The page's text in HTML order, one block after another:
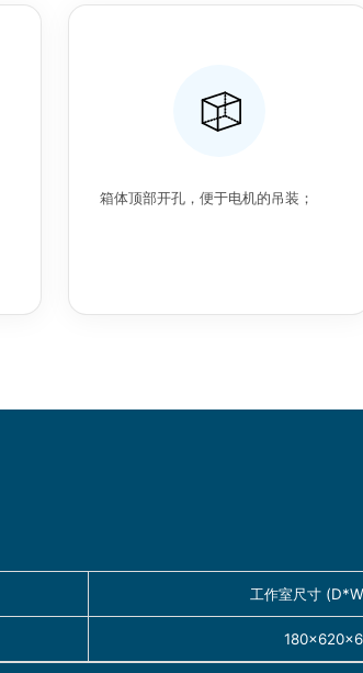
箱体顶部开孔，便于电机的吊装；
工作室尺寸